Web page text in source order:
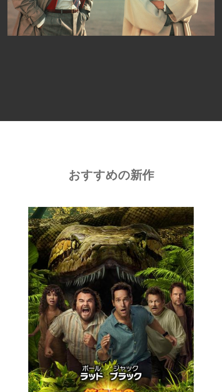
おすすめの新作